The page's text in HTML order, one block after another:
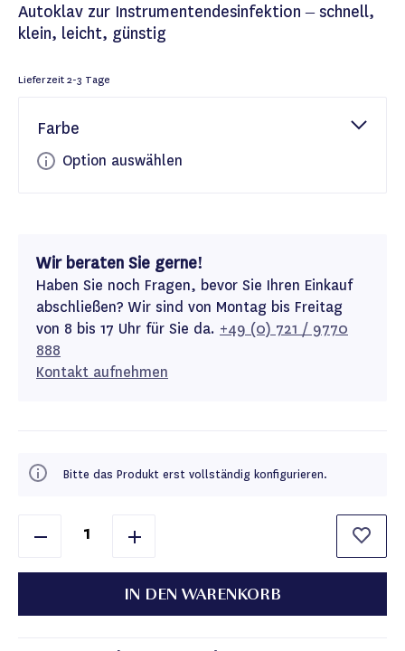
Autoklav zur Instrumentendesinfektion – schnell,
klein, leicht, günstig
Lieferzeit2-3 Tage
Farbe
Option auswählen
Wir beraten Sie gerne!
Haben Sie noch Fragen, bevor Sie Ihren Einkauf
abschließen? Wir sind von Montag bis Freitag
von 8 bis 17 Uhr für Sie da. +49 (0) 721 / 9770
888
Kontakt aufnehmen
Bitte das Produkt erst vollständig konfigurieren.
IN DEN WARENKORB